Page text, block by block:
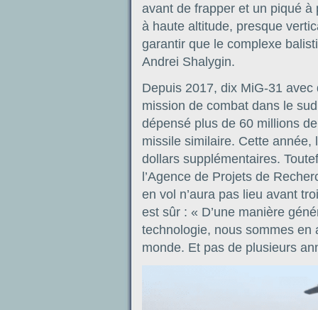
avant de frapper et un piqué
à haute altitude, presque
garantir que le complexe
Andrei Shalygin.
Depuis 2017, dix MiG-31
mission de combat dans le
dépensé plus de 60 millions
missile similaire. Cette
dollars supplémentaires.
l’Agence de Projets de
en vol n’aura pas lieu avant
est sûr : « D’une manière
technologie, nous sommes en
monde. Et pas de plusieurs